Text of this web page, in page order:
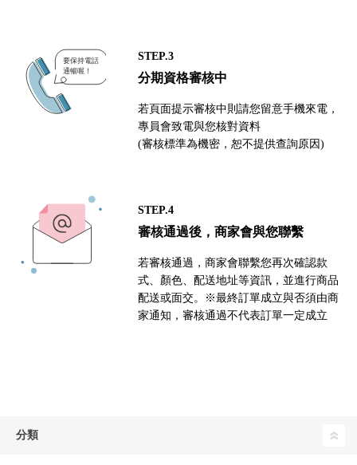
STEP.3
分期資格審核中
若頁面提示審核中則請您留意手機來電，
專員會致電與您核對資料
(審核標準為機密，恕不提供查詢原因)
STEP.4
審核通過後，商家會與您聯繫
若審核通過，商家會聯繫您再次確認款
式、顏色、配送地址等資訊，並進行商品
配送或面交。※最終訂單成立與否須由商
家通知，審核通過不代表訂單一定成立
分類